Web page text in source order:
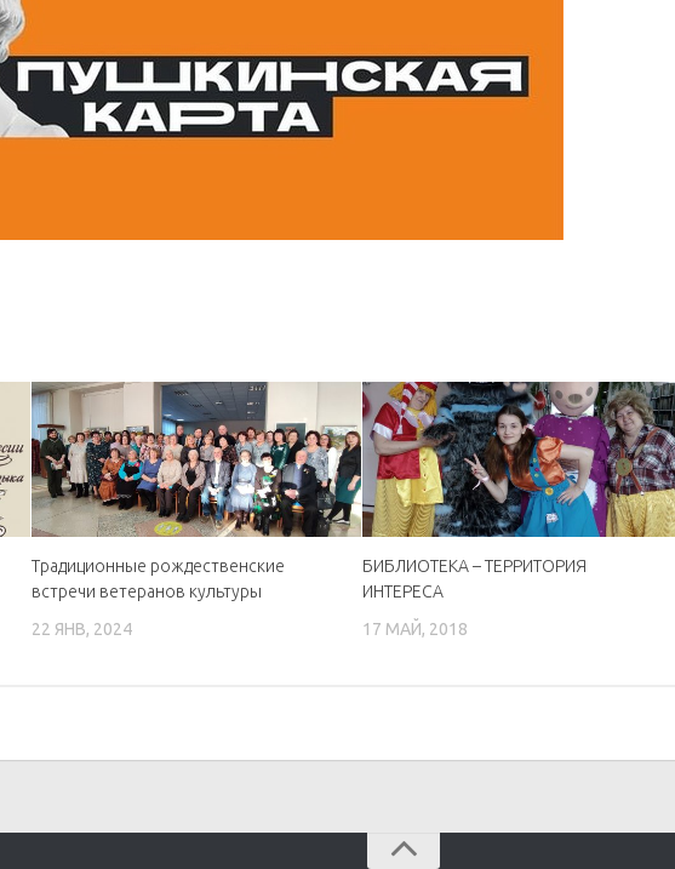
Традиционные рождественские
встречи ветеранов культуры
22 ЯНВ, 2024
БИБЛИОТЕКА – ТЕРРИТОРИЯ
ИНТЕРЕСА
17 МАЙ, 2018